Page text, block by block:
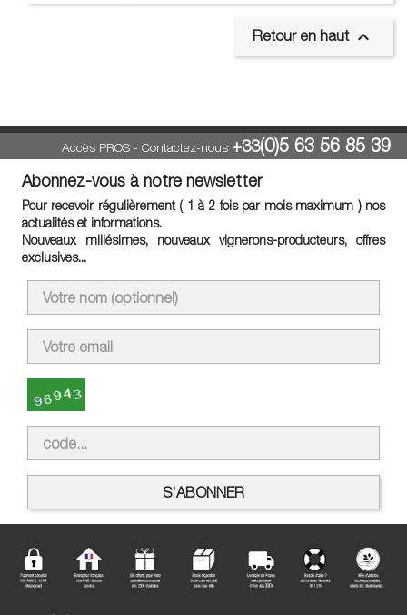
Retour en haut 
Accès PROS- Contactez-nous +33(0)5 63 56 85 39
Abonnez-vous à notre newsletter
Pour recevoir régulièrement ( 1 à 2 fois par mois maximum ) nos
actualités et informations.
Nouveaux millésimes, nouveaux vignerons-producteurs, offres
exclusives...